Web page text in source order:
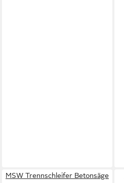
MSW Trennschleifer Betonsäge